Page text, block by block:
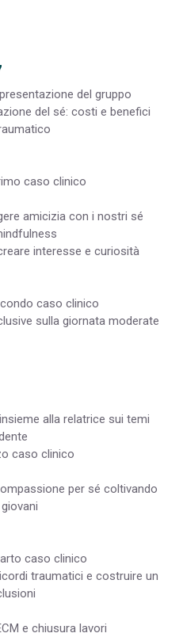
del gruppo
del sé: costi e benefici
caso clinico
amicizia con i nostri sé
interesse e curiosità
caso clinico
sulla giornata moderate
alla relatrice sui temi
caso clinico
per sé coltivando
caso clinico
traumatici e costruire un
e chiusura lavori